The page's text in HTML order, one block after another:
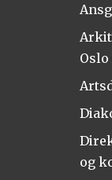
Oslo
og